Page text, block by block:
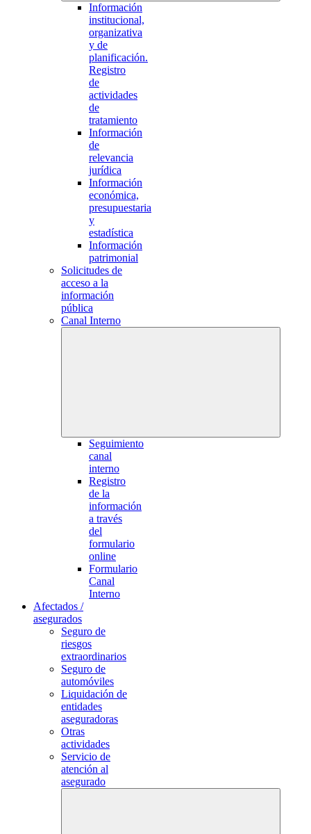
Información
institucional,
organizativa
y de
planificación.
Registro
de
actividades
de
tratamiento
Información
de
relevancia
jurídica
Información
económica,
presupuestaria
y
estadística
Información
patrimonial
Solicitudes de
acceso a la
información
pública
Canal Interno
Seguimiento
canal
interno
Registro
de la
información
a través
del
formulario
online
Formulario
Canal
Interno
Afectados /
asegurados
Seguro de
riesgos
extraordinarios
Seguro de
automóviles
Liquidación de
entidades
aseguradoras
Otras
actividades
Servicio de
atención al
asegurado